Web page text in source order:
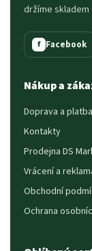
držíme skladem
f Facebook
Nákup a
Doprava a platba
Kontakty
Prodejna DS
Vrácení a
Obchodní
Ochrana